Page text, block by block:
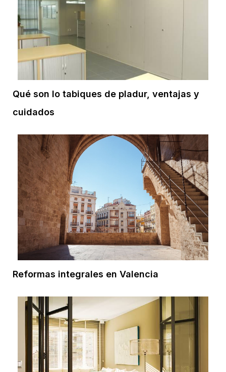
Qué son lo tabiques de pladur, ventajas y
cuidados
Reformas integrales en Valencia